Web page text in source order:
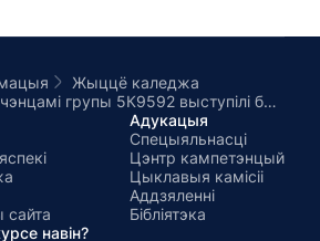
Жыццё каледжа
Перад навучэнцамі групы 5К9592 выступілі брат Аляксей і сястра Юлія служыцелі Елісавецінскага манастыра.
сайта
Адукацыя
Спецыяльнасці
Цэнтр кампетэнцый
Цыклавыя камісіі
Аддзяленні
Бібліятэка
навін?